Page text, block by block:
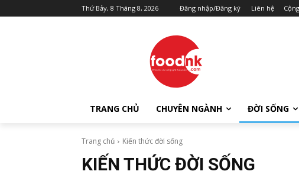
Thứ Bảy, 8 Tháng 8, 2026 Đăng nhập/Đăng ký Liên hệ
TRANG CHỦ CHUYÊN NGÀNH ĐỜI SỐNG
Trang chủ Kiến thức đời sống
KIẾN THỨC ĐỜI SỐNG